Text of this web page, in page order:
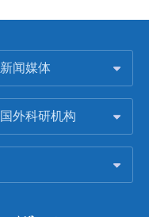
新闻媒体
国外科研机构